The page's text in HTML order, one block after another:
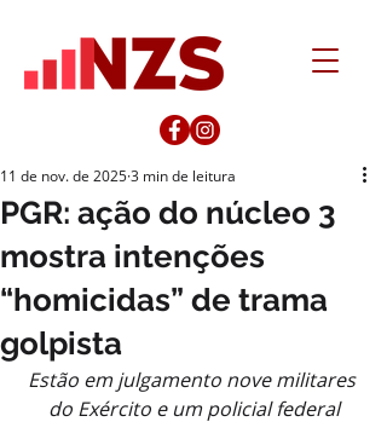
PGR: ação do núcleo 3
mostra intenções
“homicidas” de trama
golpista
11 de nov. de 20253 min de leitura
Estão em julgamento nove militares
do Exército e um policial federal